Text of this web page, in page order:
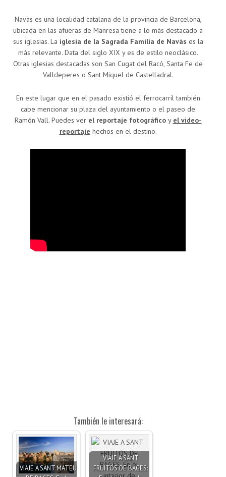
Navàs es una localidad catalana de la provincia de Barcelona,
ubicada en las afueras de Manresa tiene a lo más destacado a
sus iglesias. La iglesia de la Sagrada Familia de Navàs es la
más relevante. Data del siglo XIX y es de estilo neoclásico.
Otras iglesias destacadas son San Cugat del Racó, Santa Fe de
Valldeperes o Sant Miquel de Castelladral.
En este lugar que en el pasado existió el ferrocarril también
cabe mencionar su plaza del ayuntamiento o el paseo de
Ramón Vall. Puedes ver el reportaje fotográficoy el video-
reportaje hechos en el destino.
También le interesará:
VIAJE A SANT MATEU
VIAJE A SANT
FRUITÓS DE BAGES: